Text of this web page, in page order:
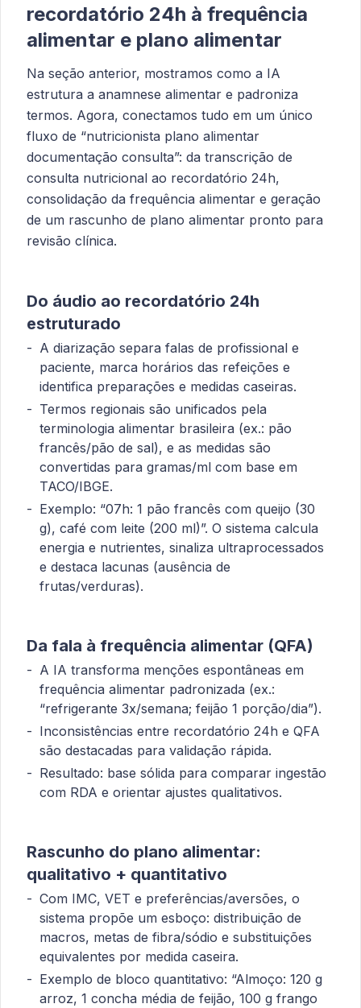
recordatório 24h à frequência
alimentar e plano alimentar
Na seção anterior, mostramos como a IA
estrutura a anamnese alimentar e padroniza
termos. Agora, conectamos tudo em um único
fluxo de “nutricionista plano alimentar
documentação consulta”: da transcrição de
consulta nutricional ao recordatório 24h,
consolidação da frequência alimentar e geração
de um rascunho de plano alimentar pronto para
revisão clínica.
Do áudio ao recordatório 24h
estruturado
A diarização separa falas de profissional e
paciente, marca horários das refeições e
identifica preparações e medidas caseiras.
Termos regionais são unificados pela
terminologia alimentar brasileira (ex.: pão
francês/pão de sal), e as medidas são
convertidas para gramas/ml com base em
TACO/IBGE.
Exemplo: “07h: 1 pão francês com queijo (30
g), café com leite (200 ml)”. O sistema calcula
energia e nutrientes, sinaliza ultraprocessados
e destaca lacunas (ausência de
frutas/verduras).
Da fala à frequência alimentar (QFA)
A IA transforma menções espontâneas em
frequência alimentar padronizada (ex.:
“refrigerante 3x/semana; feijão 1 porção/dia”).
Inconsistências entre recordatório 24h e QFA
são destacadas para validação rápida.
Resultado: base sólida para comparar ingestão
com RDA e orientar ajustes qualitativos.
Rascunho do plano alimentar:
qualitativo + quantitativo
Com IMC, VET e preferências/aversões, o
sistema propõe um esboço: distribuição de
macros, metas de fibra/sódio e substituições
equivalentes por medida caseira.
Exemplo de bloco quantitativo: “Almoço: 120 g
arroz, 1 concha média de feijão, 100 g frango